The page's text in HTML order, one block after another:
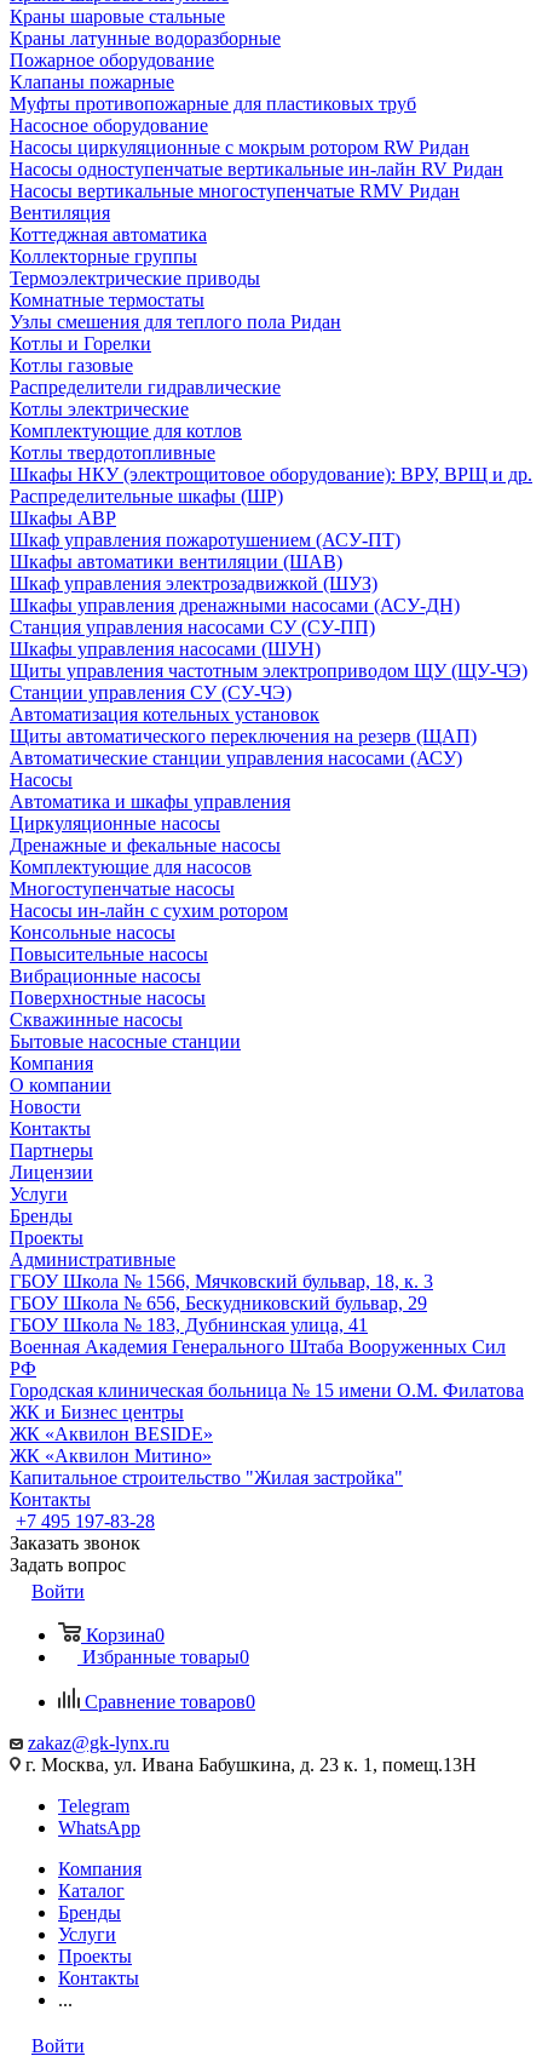
Краны шаровые стальные
Краны латунные водоразборные
Пожарное оборудование
Клапаны пожарные
Муфты противопожарные для пластиковых труб
Насосное оборудование
Насосы циркуляционные с мокрым ротором RW Ридан
Насосы одноступенчатые вертикальные ин-лайн RV Ридан
Насосы вертикальные многоступенчатые RMV Ридан
Вентиляция
Коттеджная автоматика
Коллекторные группы
Термоэлектрические приводы
Комнатные термостаты
Узлы смешения для теплого пола Ридан
Котлы и Горелки
Котлы газовые
Распределители гидравлические
Котлы электрические
Комплектующие для котлов
Котлы твердотопливные
Шкафы НКУ (электрощитовое оборудование): ВРУ, ВРЩ и др.
Распределительные шкафы (ШР)
Шкафы АВР
Шкаф управления пожаротушением (АСУ-ПТ)
Шкафы автоматики вентиляции (ШАВ)
Шкаф управления электрозадвижкой (ШУЗ)
Шкафы управления дренажными насосами (АСУ-ДН)
Станция управления насосами СУ (СУ-ПП)
Шкафы управления насосами (ШУН)
Щиты управления частотным электроприводом ЩУ (ЩУ-ЧЭ)
Станции управления СУ (СУ-ЧЭ)
Автоматизация котельных установок
Щиты автоматического переключения на резерв (ЩАП)
Автоматические станции управления насосами (АСУ)
Насосы
Автоматика и шкафы управления
Циркуляционные насосы
Дренажные и фекальные насосы
Комплектующие для насосов
Многоступенчатые насосы
Насосы ин-лайн с сухим ротором
Консольные насосы
Повысительные насосы
Вибрационные насосы
Поверхностные насосы
Скважинные насосы
Бытовые насосные станции
Компания
О компании
Новости
Контакты
Партнеры
Лицензии
Услуги
Бренды
Проекты
Административные
ГБОУ Школа № 1566, Мячковский бульвар, 18, к. 3
ГБОУ Школа № 656, Бескудниковский бульвар, 29
ГБОУ Школа № 183, Дубнинская улица, 41
Военная Академия Генерального Штаба Вооруженных Сил
РФ
Городская клиническая больница № 15 имени О.М. Филатова
ЖК и Бизнес центры
ЖК «Аквилон BESIDE»
ЖК «Аквилон Митино»
Капитальное строительство "Жилая застройка"
Контакты
+7 495 197-83-28
Заказать звонок
Задать вопрос
Войти
Корзина0
Избранные товары0
Сравнение товаров0
zakaz@gk-lynx.ru
г. Москва, ул. Ивана Бабушкина, д. 23 к. 1, помещ.13Н
Telegram
WhatsApp
Компания
Каталог
Бренды
Услуги
Проекты
Контакты
...
Войти